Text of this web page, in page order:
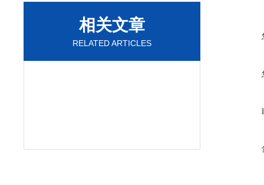
相关文章
RELATED ARTICLES